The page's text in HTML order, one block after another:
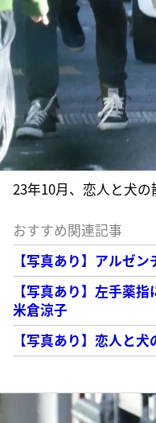
23年10月、恋人と犬
おすすめ関連記事
【写真あり】アルゼ
【写真あり】左手薬
米倉涼子
【写真あり】恋人と